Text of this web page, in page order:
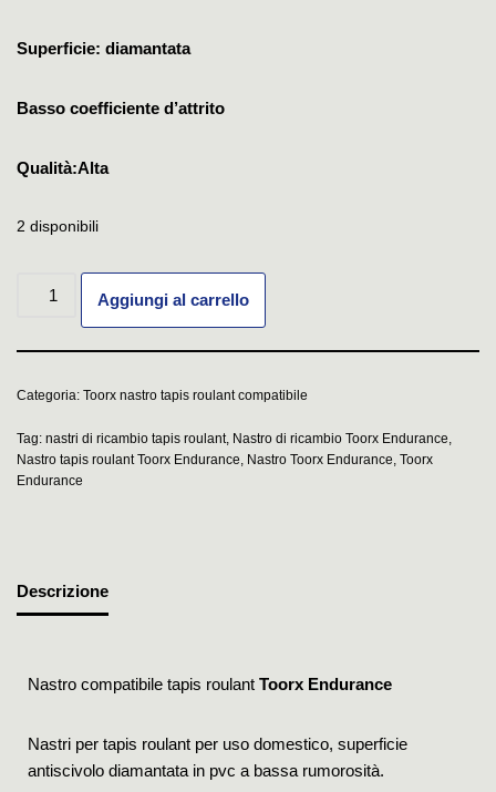
Superficie: diamantata
Basso coefficiente d’attrito
Qualità:Alta
2 disponibili
Aggiungi al carrello
Categoria: Toorx nastro tapis roulant compatibile
Tag: nastri di ricambio tapis roulant, Nastro di ricambio Toorx Endurance,
Nastro tapis roulant Toorx Endurance, Nastro Toorx Endurance, Toorx
Endurance
Descrizione
Nastro compatibile tapis roulant Toorx Endurance
Nastri per tapis roulant per uso domestico, superficie
antiscivolo diamantata in pvc a bassa rumorosità.